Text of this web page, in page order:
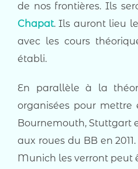
de nos frontières. Ils
Chapat. Ils auront lieu
avec les cours
établi.
En parallèle à la
organisées pour mettre
Bournemouth, Stuttgart
aux roues du BB en
Munich les verront peut